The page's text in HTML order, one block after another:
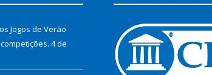
Jogos de Verão
4 de